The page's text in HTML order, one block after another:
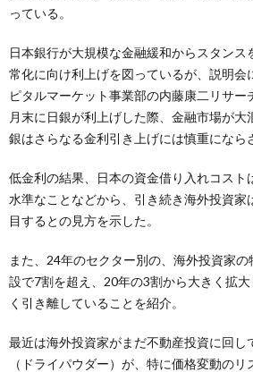
っている。
日本銀行が大規模な金融緩和からスタンス
常化に向け利上げを図っているが、説明会
ピタルマーケット事業部の内藤康二リサ
月末に日銀が利上げした際、金融市場が大
銀はさらなる金利引き上げには慎重になら
低金利の結果、日本の資金借り入れコスト
水準なことなどから、引き続き海外投資家
目するとの見方を示した。
また、24年のセクター別の、海外投資家
設で7割を超え、20年の3割から大きく拡
く引き離していることを紹介。
最近は海外投資家がまだ不動産投資に回し
（ドライパウダー）が、特に価格変動の